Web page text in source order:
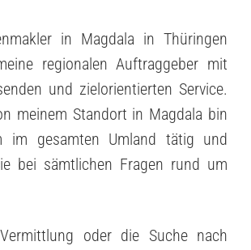
in Magdala in Thüringen
regionalen Auftraggeber mit
und zielorientierten Service.
meinem Standort in Magdala bin
im gesamten Umland tätig und
bei sämtlichen Fragen rund um
oder die Suche nach